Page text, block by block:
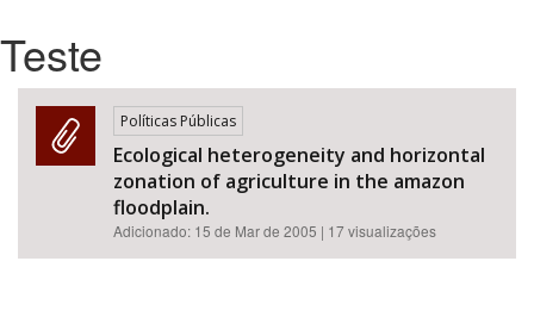
Tema
Teste
Políticas Públicas
Ecological heterogeneity and horizontal
zonation of agriculture in the amazon
floodplain.
Adicionado: 15 de Mar de 2005 | 17 visualizações